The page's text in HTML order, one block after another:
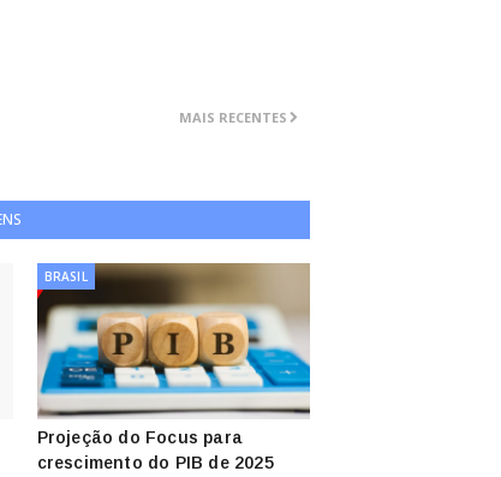
MAIS RECENTES
BRASIL
Projeção do Focus para
crescimento do PIB de 2025